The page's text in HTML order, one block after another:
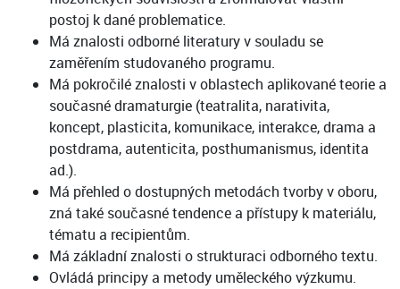
postoj k dané problematice.
Má znalosti odborné literatury v souladu se
zaměřením studovaného programu.
Má pokročilé znalosti v oblastech aplikované teorie a
současné dramaturgie (teatralita, narativita,
koncept, plasticita, komunikace, interakce, drama a
postdrama, autenticita, posthumanismus, identita
ad.).
Má přehled o dostupných metodách tvorby v oboru,
zná také současné tendence a přístupy k materiálu,
tématu a recipientům.
Má základní znalosti o strukturaci odborného textu.
Ovládá principy a metody uměleckého výzkumu.